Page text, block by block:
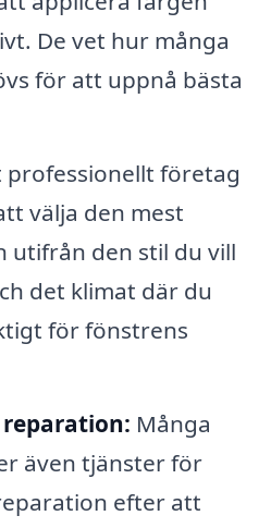
De vet hur många
för att uppnå bästa
professionellt företag
välja den mest
utifrån den stil du vill
det klimat där du
för fönstrens
Många
även tjänster för
efter att